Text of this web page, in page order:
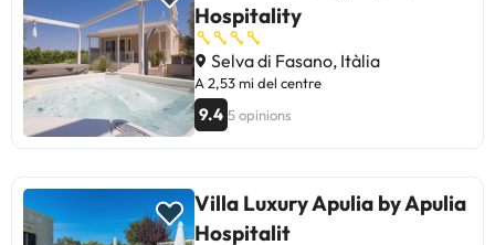
Hospitality
Selva di Fasano, Itàlia
A 2,53 mi del centre
9.4 5 opinions
Villa Luxury Apulia by Apulia
Hospitalit